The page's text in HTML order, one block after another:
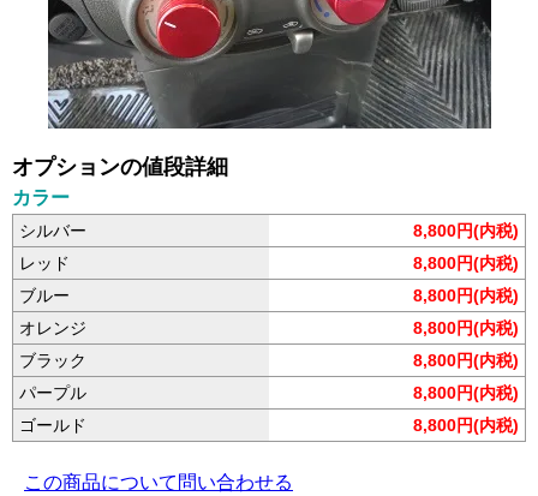
オプションの値段詳細
カラー
シルバー
8,800円(内税)
レッド
8,800円(内税)
ブルー
8,800円(内税)
オレンジ
8,800円(内税)
ブラック
8,800円(内税)
パープル
8,800円(内税)
ゴールド
8,800円(内税)
この商品について問い合わせる